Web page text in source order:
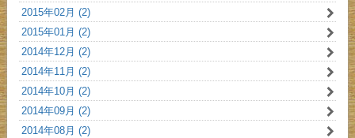
2015年02月 (2)
2015年01月 (2)
2014年12月 (2)
2014年11月 (2)
2014年10月 (2)
2014年09月 (2)
2014年08月 (2)